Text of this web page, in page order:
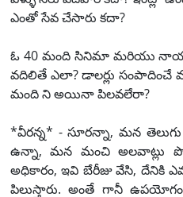
ఎంతో సేవ చేసారు కదా?
ఓ 40 మంది సినిమా మరియు
వదిలితే ఎలా? డాలర్లు సంపాదించే
మంది ని అయినా పిలవలేరా?
*వీరన్న* - సూరన్నా, మన
ఉన్నా, మన మంచి అలవాట్లు
అధికారం, ఇవి బేరీజు వేసి, దేనికి
పిలుస్తారు. అంతే గానీ